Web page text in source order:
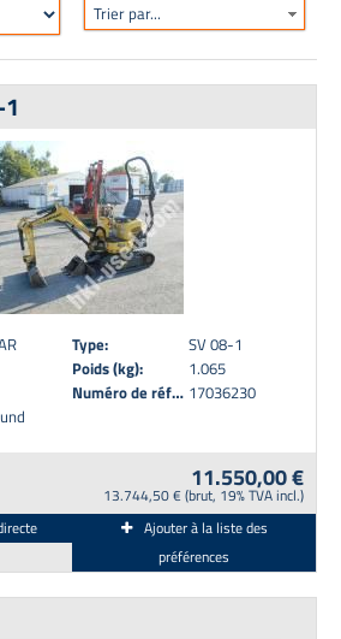
Trier par...
Type:
SV 08-1
Poids (kg):
1.065
Numéro de référence: 17036230
11.550,00 €
13.744,50 € (brut, 19% TVA incl.)
Ajouter à la liste des
préférences